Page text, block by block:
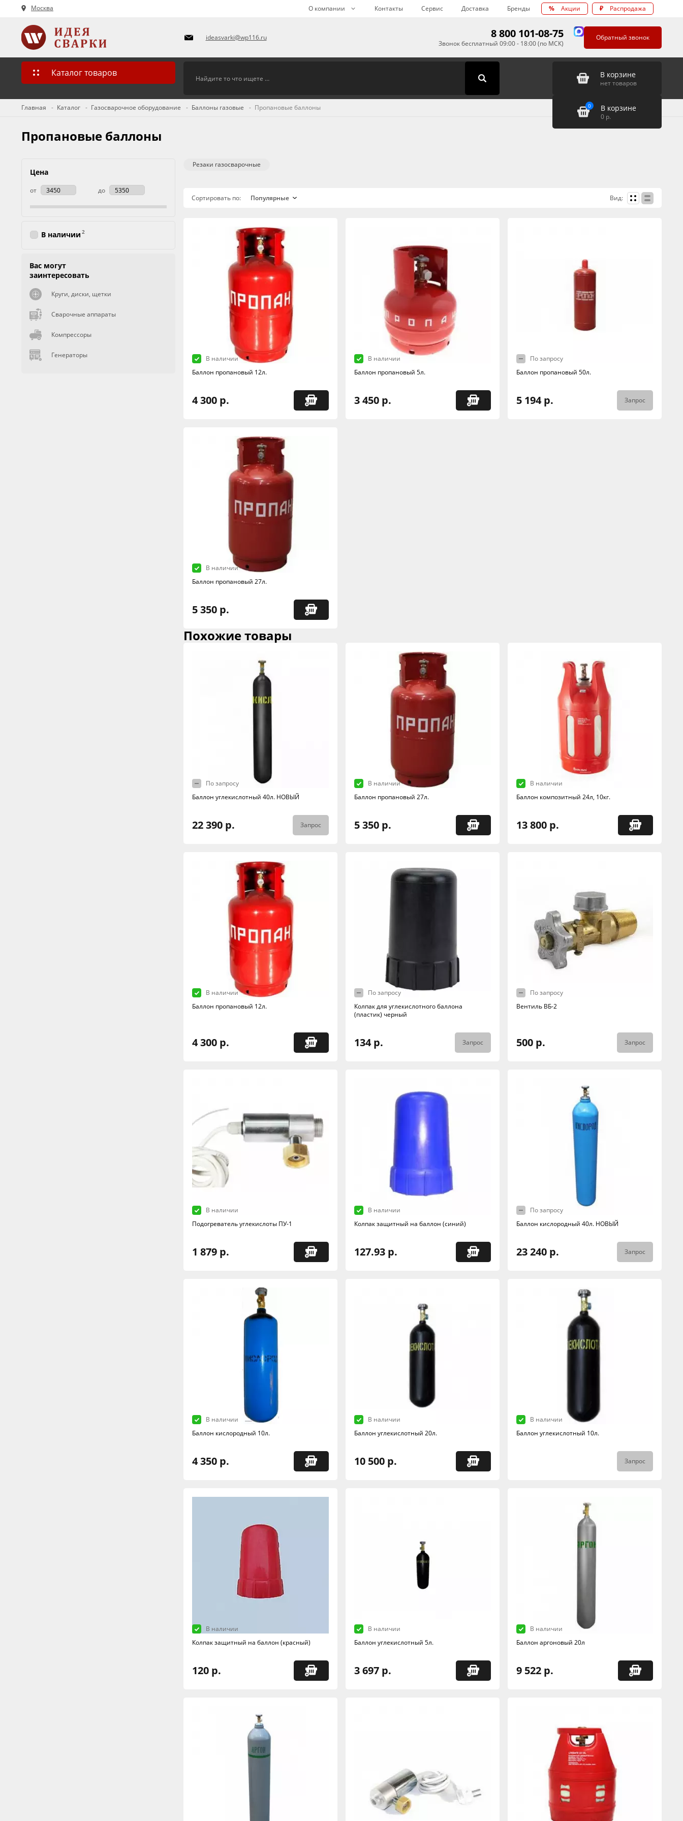
Москва О компании Контакты Сервис Доставка Бренды % Акции ₽ Распродажа
ideasvarki@wp116.ru 8 800 101-08-75
Звонок бесплатный 09:00 - 18:00 (по МСК)
Обратный звонок
Каталог товаров В корзине
нет товаров
0 В корзине
0 р.
Главная Каталог Газосварочное оборудование Баллоны газовые Пропановые баллоны
Пропановые баллоны
Резаки газосварочные
Сортировать по: Вид:
В наличии
Баллон пропановый 12л.
4 300 р.
В наличии
Баллон пропановый 5л.
3 450 р.
По запросу
Баллон пропановый 50л.
5 194 р. Запрос
В наличии
Баллон пропановый 27л.
5 350 р.
Похожие товары
По запросу
Баллон углекислотный 40л. НОВЫЙ
22 390 р. Запрос
В наличии
Баллон пропановый 27л.
5 350 р.
В наличии
Баллон композитный 24л, 10кг.
13 800 р.
В наличии
Баллон пропановый 12л.
4 300 р.
По запросу
Колпак для углекислотного баллона
(пластик) черный
134 р. Запрос
По запросу
Вентиль ВБ-2
500 р. Запрос
В наличии
Подогреватель углекислоты ПУ-1
1 879 р.
В наличии
Колпак защитный на баллон (синий)
127.93 р.
По запросу
Баллон кислородный 40л. НОВЫЙ
23 240 р. Запрос
В наличии
Баллон кислородный 10л.
4 350 р.
В наличии
Баллон углекислотный 20л.
10 500 р.
В наличии
Баллон углекислотный 10л.
Запрос
В наличии
Колпак защитный на баллон (красный)
120 р.
В наличии
Баллон углекислотный 5л.
3 697 р.
В наличии
Баллон аргоновый 20л
9 522 р.
Цена
от до
В наличии 2
Вас могут
заинтересовать
Круги, диски, щетки
Сварочные аппараты
Компрессоры
Генераторы